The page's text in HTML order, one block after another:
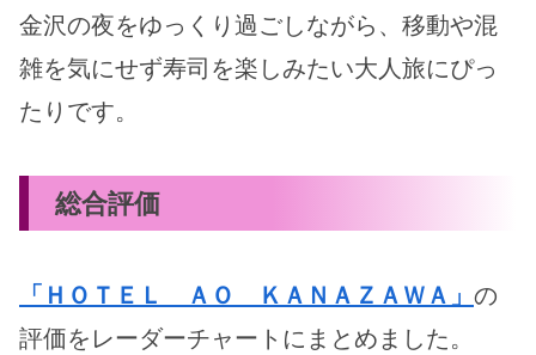
金沢の夜をゆっくり過ごしながら、移動や混
雑を気にせず寿司を楽しみたい大人旅にぴっ
たりです。
総合評価
「ＨＯＴＥＬ ＡＯ ＫＡＮＡＺＡＷＡ」 の
評価をレーダーチャートにまとめました。